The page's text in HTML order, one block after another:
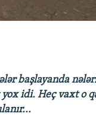
başlayanda
idi. Heç vaxt o